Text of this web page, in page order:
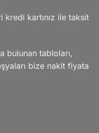
kartınız ile taksit
bulunan tabloları,
bize nakit fiyata